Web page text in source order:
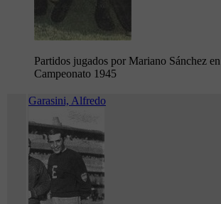
Partidos jugados por Mariano Sánchez en
Campeonato 1945
Garasini, Alfredo